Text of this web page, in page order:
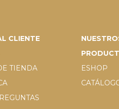
CLIENTE
TIENDA
ESHOP